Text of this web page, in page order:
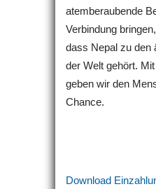
atemberaubende
Verbindung
dass Nepal zu den
der Welt gehört.
geben wir den
Chance.
Download